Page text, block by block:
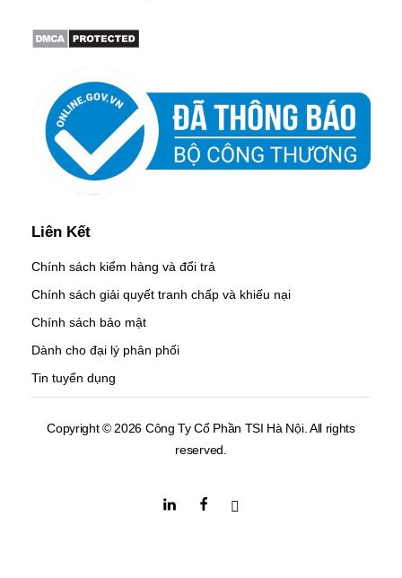
Liên Kết
Chính sách kiểm hàng và đổi trả
Chính sách giải quyết tranh chấp và khiếu nại
Chính sách bảo mật
Dành cho đại lý phân phối
Tin tuyển dụng
Copyright © 2026 Công Ty Cổ Phần TSI Hà Nội. All rights
reserved.